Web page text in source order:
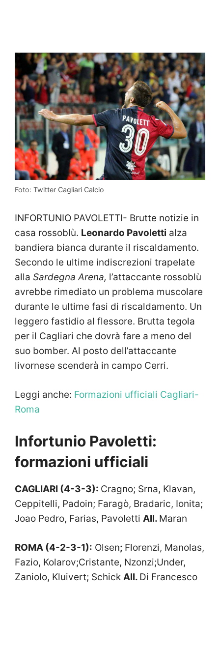
Foto: Twitter Cagliari Calcio
INFORTUNIO PAVOLETTI- Brutte notizie in
casa rossoblù. Leonardo Pavoletti alza
bandiera bianca durante il riscaldamento.
Secondo le ultime indiscrezioni trapelate
alla Sardegna Arena, l’attaccante rossoblù
avrebbe rimediato un problema muscolare
durante le ultime fasi di riscaldamento. Un
leggero fastidio al flessore. Brutta tegola
per il Cagliari che dovrà fare a meno del
suo bomber. Al posto dell’attaccante
livornese scenderà in campo Cerri.
Leggi anche: Formazioni ufficiali Cagliari-
Roma
Infortunio Pavoletti:
formazioni ufficiali
CAGLIARI (4-3-3): Cragno; Srna, Klavan,
Ceppitelli, Padoin; Faragò, Bradaric, Ionita;
Joao Pedro, Farias, Pavoletti All. Maran
ROMA (4-2-3-1): Olsen; Florenzi, Manolas,
Fazio, Kolarov;Cristante, Nzonzi;Under,
Zaniolo, Kluivert; Schick All. Di Francesco